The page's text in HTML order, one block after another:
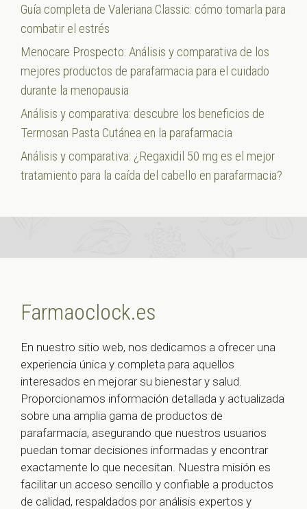
Guía completa de Valeriana Classic: cómo tomarla para
combatir el estrés
Menocare Prospecto: Análisis y comparativa de los
mejores productos de parafarmacia para el cuidado
durante la menopausia
Análisis y comparativa: descubre los beneficios de
Termosan Pasta Cutánea en la parafarmacia
Análisis y comparativa: ¿Regaxidil 50 mg es el mejor
tratamiento para la caída del cabello en parafarmacia?
Farmaoclock.es
En nuestro sitio web, nos dedicamos a ofrecer una
experiencia única y completa para aquellos
interesados en mejorar su bienestar y salud.
Proporcionamos información detallada y actualizada
sobre una amplia gama de productos de
parafarmacia, asegurando que nuestros usuarios
puedan tomar decisiones informadas y encontrar
exactamente lo que necesitan. Nuestra misión es
facilitar un acceso sencillo y confiable a productos
de calidad, respaldados por análisis expertos y